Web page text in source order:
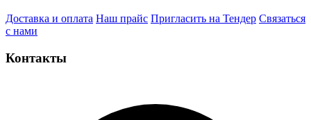
Доставка и оплата Наш прайс Пригласить на Тендер Связаться
с нами
Контакты